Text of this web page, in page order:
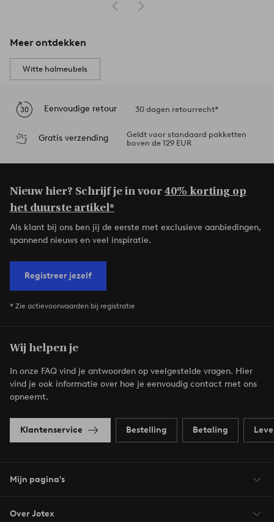
Meer ontdekken
Witte halmeubels
Eenvoudige retour 30 dagen retourrecht*
Gratis verzending
Geldt voor standaard pakketten
boven de 129 EUR
Nieuw hier? Schrijf je in voor40% korting op
het duurste artikel*
Als klant bij ons ben jij de eerste met exclusieve aanbiedingen,
spannend nieuws en veel inspiratie.
Registreer jezelf
* Zie actievoorwaarden bij registratie
Wij helpen je
In onze FAQ vind je antwoorden op veelgestelde vragen. Hier
vind je ook informatie over hoe je eenvoudig contact met ons
opneemt.
Klantenservice Bestelling Betaling
Mijn pagina's
Over Jotex